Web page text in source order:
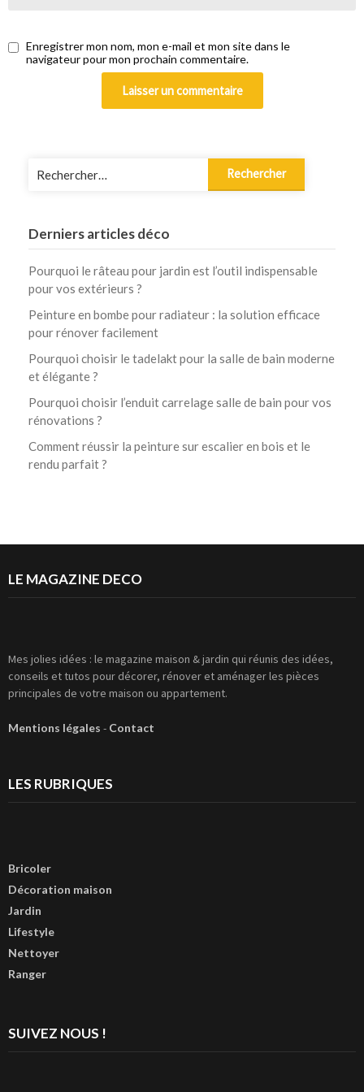
Enregistrer mon nom, mon e-mail et mon site dans le
navigateur pour mon prochain commentaire.
Derniers articles déco
Pourquoi le râteau pour jardin est l’outil indispensable
pour vos extérieurs ?
Peinture en bombe pour radiateur : la solution efficace
pour rénover facilement
Pourquoi choisir le tadelakt pour la salle de bain moderne
et élégante ?
Pourquoi choisir l’enduit carrelage salle de bain pour vos
rénovations ?
Comment réussir la peinture sur escalier en bois et le
rendu parfait ?
LE MAGAZINE DECO
Mes jolies idées : le magazine maison & jardin qui réunis des idées,
conseils et tutos pour décorer, rénover et aménager les pièces
principales de votre maison ou appartement.
Mentions légales - Contact
LES RUBRIQUES
Bricoler
Décoration maison
Jardin
Lifestyle
Nettoyer
Ranger
SUIVEZ NOUS !